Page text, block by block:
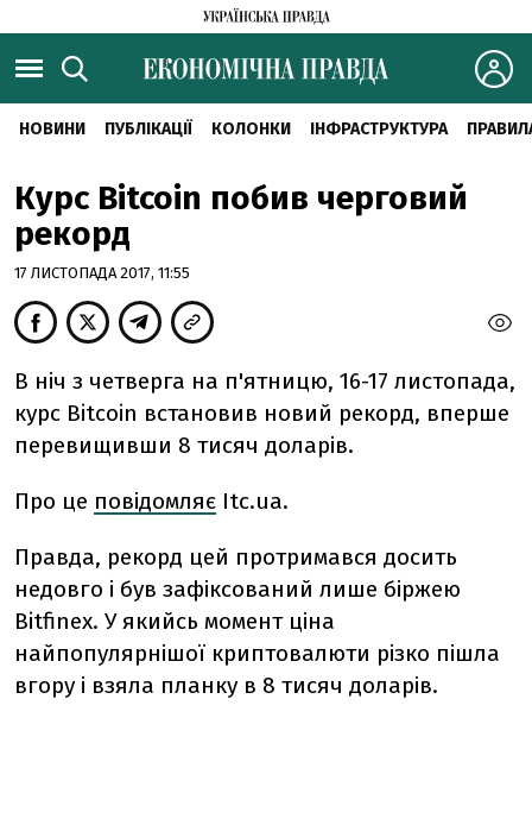
НОВИНИ ПУБЛІКАЦІЇ КОЛОНКИ ІНФРАСТРУКТУРА
Курс Bitcoin побив черговий
рекорд
17 ЛИСТОПАДА 2017, 11:55
В ніч з четверга на п'ятницю, 16-17 листопада,
курс Bitcoin встановив новий рекорд, вперше
перевищивши 8 тисяч доларів.
Про це повідомляє Itc.ua.
Правда, рекорд цей протримався досить
недовго і був зафіксований лише біржею
Bitfinex. У якийсь момент ціна
найпопулярнішої криптовалюти різко пішла
вгору і взяла планку в 8 тисяч доларів.